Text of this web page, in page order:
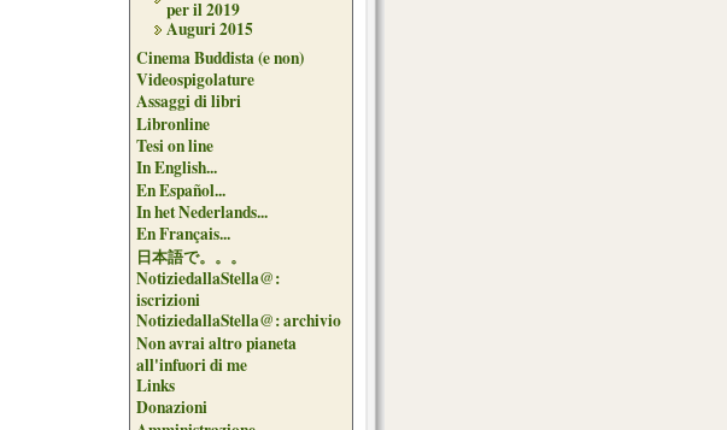
per il 2019
Auguri 2015
Cinema Buddista (e non)
Videospigolature
Assaggi di libri
Libronline
Tesi on line
In English...
En Español...
In het Nederlands...
En Français...
日本語で。。。
NotiziedallaStella@:
iscrizioni
NotiziedallaStella@: archivio
Non avrai altro pianeta
all'infuori di me
Links
Donazioni